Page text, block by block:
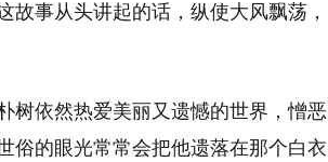
事从头讲起的话，纵使大风飘荡，
树依然热爱美丽又遗憾的世界，憎恶
俗的眼光常常会把他遗落在那个白衣